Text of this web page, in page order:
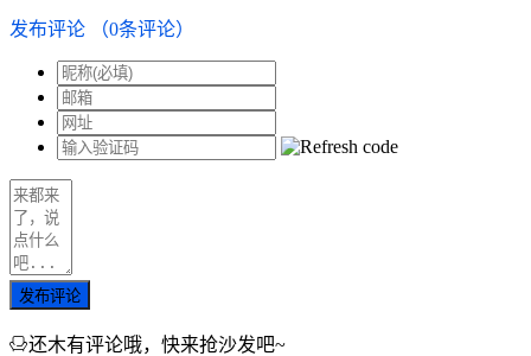
发布评论 （0条评论）
发布评论
还木有评论哦，快来抢沙发吧~